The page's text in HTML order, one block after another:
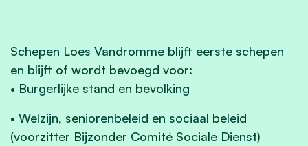
Schepen Loes Vandromme blijft eerste schepen
en blijft of wordt bevoegd voor:
• Burgerlijke stand en bevolking
• Welzijn, seniorenbeleid en sociaal beleid
(voorzitter Bijzonder Comité Sociale Dienst)